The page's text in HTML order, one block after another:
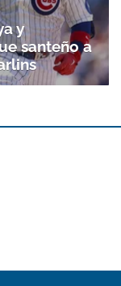
boletín.
ACEPTAR
y
santeño a